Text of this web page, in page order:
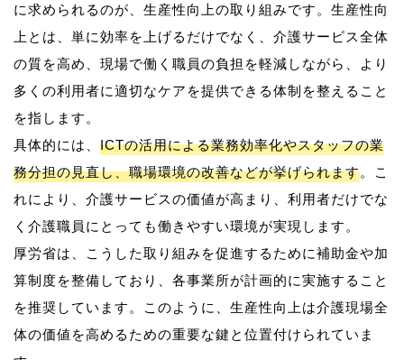
に求められるのが、生産性向上の取り組みです。生産性向
上とは、単に効率を上げるだけでなく、介護サービス全体
の質を高め、現場で働く職員の負担を軽減しながら、より
多くの利用者に適切なケアを提供できる体制を整えること
を指します。
具体的には、 ICTの活用による業務効率化やスタッフの業
務分担の見直し、職場環境の改善などが挙げられます。こ
れにより、介護サービスの価値が高まり、利用者だけでな
く介護職員にとっても働きやすい環境が実現します。
厚労省は、こうした取り組みを促進するために補助金や加
算制度を整備しており、各事業所が計画的に実施すること
を推奨しています。このように、生産性向上は介護現場全
体の価値を高めるための重要な鍵と位置付けられていま